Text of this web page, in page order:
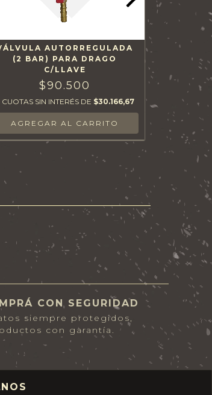
AUTORREGULADA
(2 BAR) PARA DRAGO
C/LLAVE
$90.500
CUOTAS SIN INTERÉS DE $30.166,67
CON SEGURIDAD
siempre protegidos,
con garantía.